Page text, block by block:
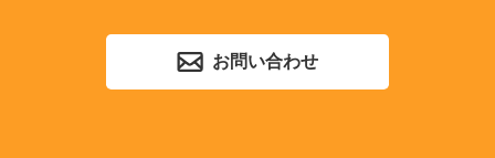
お問い合わせ